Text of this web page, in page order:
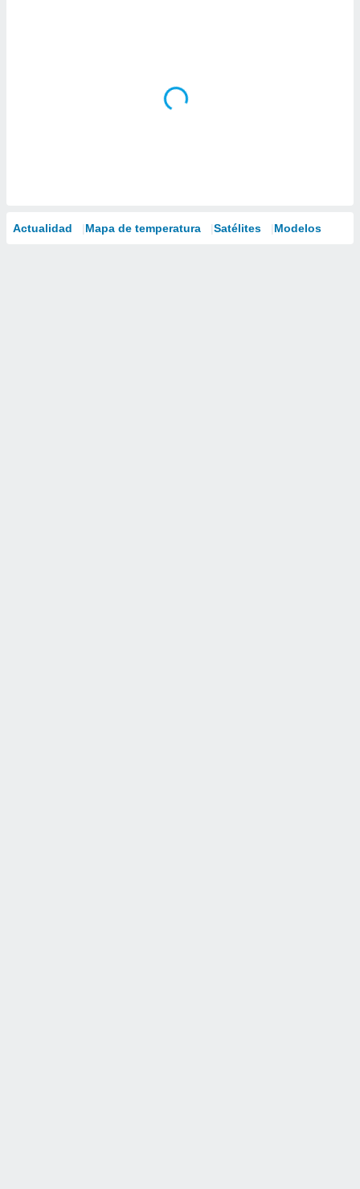
Actualidad Mapa de temperatura Satélites Modelos